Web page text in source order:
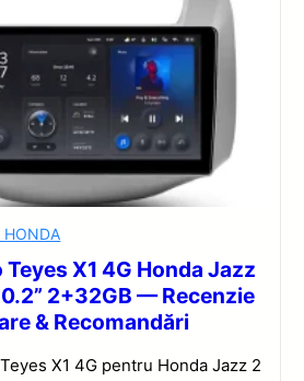
HONDA
X1 4G Honda Jazz
2+32GB — Recenzie
& Recomandări
X1 4G pentru Honda Jazz 2